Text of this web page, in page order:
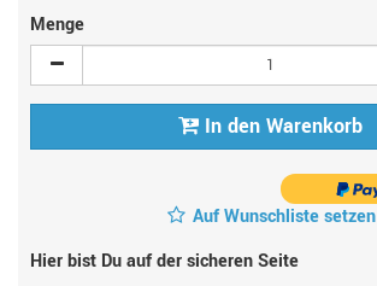
Menge
In den Warenkorb
Auf Wunschliste setzen
Hier bist Du auf der sicheren Seite